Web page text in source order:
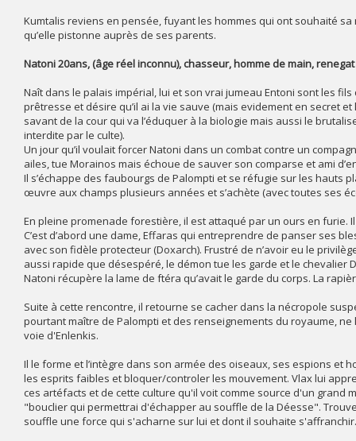
Kumtalis reviens en pensée, fuyant les hommes qui ont souhaité
qu’elle pistonne auprès de ses parents.
Natoni 20ans, (âge réel inconnu), chasseur, homme de main,
Naît dans le palais impérial, lui et son vrai jumeau Entoni sont les
prêtresse et désire qu’il ai la vie sauve (mais evidement en secret
savant de la cour qui va l’éduquer à la biologie mais aussi le
interdite par le culte).
Un jour qu’il voulait forcer Natoni dans un combat contre un
ailes, tue Morainos mais échoue de sauver son comparse et ami
Il s’échappe des faubourgs de Palompti et se réfugie sur les hauts
œuvre aux champs plusieurs années et s’achète (avec toutes ses
En pleine promenade forestière, il est attaqué par un ours en
C’est d’abord une dame, Effaras qui entreprendre de panser ses
avec son fidèle protecteur (Doxarch). Frustré de n’avoir eu le
aussi rapide que désespéré, le démon tue les garde et le chevalier
Natoni récupère la lame de ftéra qu’avait le garde du corps. La
Suite à cette rencontre, il retourne se cacher dans la nécropole
pourtant maître de Palompti et des renseignements du royaume,
voie d'Enlenkis.
Il le forme et l’intègre dans son armée des oiseaux, ses espions
les esprits faibles et bloquer/controler les mouvement. Vlax lui
ces artéfacts et de cette culture qu'il voit comme source d'un grand
"bouclier qui permettrai d'échapper au souffle de la Déesse".
souffle une force qui s'acharne sur lui et dont il souhaite s'affranchir.